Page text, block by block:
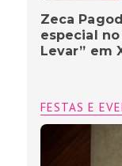
Zeca
especial no
Levar” em
FESTAS E